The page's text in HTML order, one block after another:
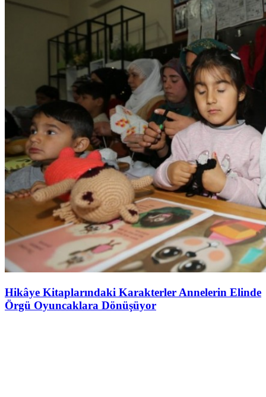
Hikâye Kitaplarındaki Karakterler Annelerin Elinde
Örgü Oyuncaklara Dönüşüyor